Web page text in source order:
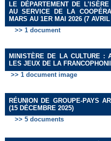
LE DÉPARTEMENT DE
AU SERVICE DE LA
MARS AU 1ER MAI 2026 (7
>> 1 document
MINISTÈRE DE LA CULTURE :
LES JEUX DE LA
>> 1 document image
RÉUNION DE GROUPE-PAYS
(15 DÉCEMBRE 2025)
>> 5 documents